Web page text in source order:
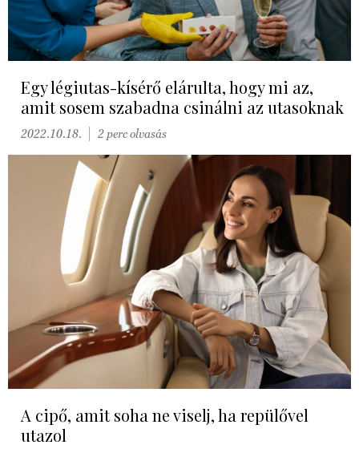
Egy légiutas-kísérő elárulta, hogy mi az,
amit sosem szabadna csinálni az utasoknak
2022.10.18. 2 perc olvasás
A cipő, amit soha ne viselj, ha repülővel
utazol